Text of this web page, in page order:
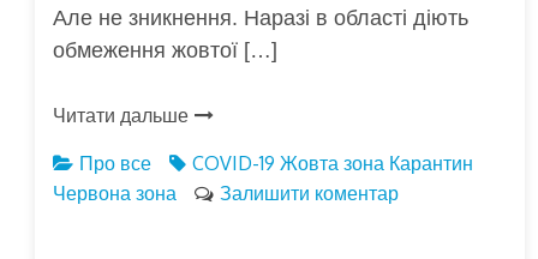
Але не зникнення. Наразі в області діють
обмеження жовтої […]
Читати дальше
Про все
COVID-19 Жовта зона Карантин
Червона зона
Залишити коментар